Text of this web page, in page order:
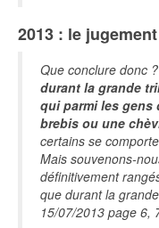
2013 : le
Que conclure donc ?
durant la grande
qui parmi les gens
brebis ou une
certains se
Mais souvenons-​
définitivement
que durant la
15/07/2013 page 6,